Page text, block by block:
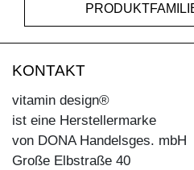
KONTAKT
vitamin design®
ist eine Herstellermarke
von DONA Handelsges. mbH
Große Elbstraße 40